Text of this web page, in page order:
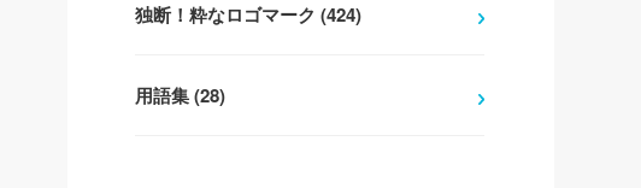
独断！粋なロゴマーク (424)
用語集 (28)